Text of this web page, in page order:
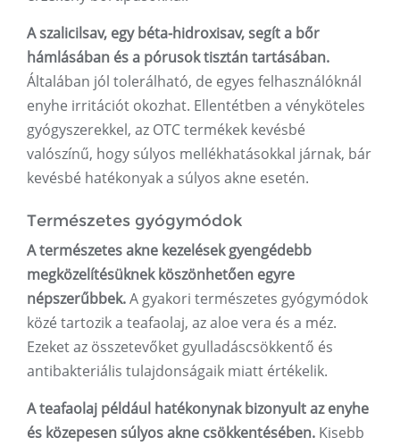
A szalicilsav, egy béta-hidroxisav, segít a bőr
hámlásában és a pórusok tisztán tartásában.
Általában jól tolerálható, de egyes felhasználóknál
enyhe irritációt okozhat. Ellentétben a vényköteles
gyógyszerekkel, az OTC termékek kevésbé
valószínű, hogy súlyos mellékhatásokkal járnak, bár
kevésbé hatékonyak a súlyos akne esetén.
Természetes gyógymódok
A természetes akne kezelések gyengédebb
megközelítésüknek köszönhetően egyre
népszerűbbek.A gyakori természetes gyógymódok
közé tartozik a teafaolaj, az aloe vera és a méz.
Ezeket az összetevőket gyulladáscsökkentő és
antibakteriális tulajdonságaik miatt értékelik.
A teafaolaj például hatékonynak bizonyult az enyhe
és közepesen súlyos akne csökkentésében. Kisebb